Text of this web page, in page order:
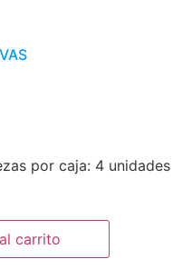
por caja: 4 unidades
carrito